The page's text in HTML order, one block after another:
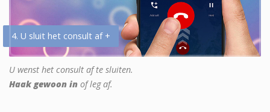
4. U sluit het consult af +
U wenst het consult af te sluiten.
Haak gewoon in of leg af.